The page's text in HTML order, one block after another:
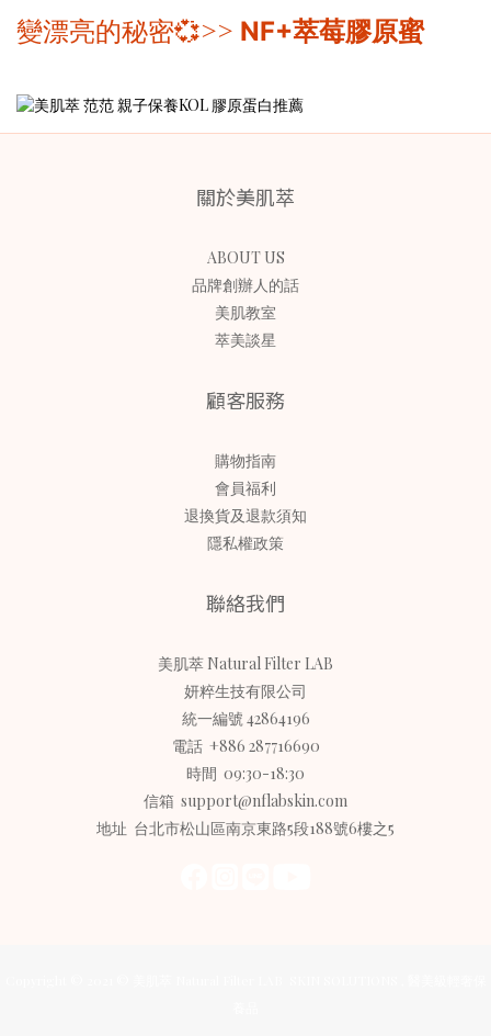
變漂亮的秘密💞>> NF+萃莓膠原蜜
關於美肌萃
ABOUT US
品牌創辦人的話
美肌教室
萃美談星
顧客服務
購物指南
會員福利
退換貨及退款須知
隱私權政策
聯絡我們
美肌萃 Natural Filter LAB
妍粹生技有限公司
統一編號 42864196
電話 +886 287716690
時間 09:30-18:30
信箱 support@nflabskin.com
地址 台北市松山區南京東路5段188號6樓之5